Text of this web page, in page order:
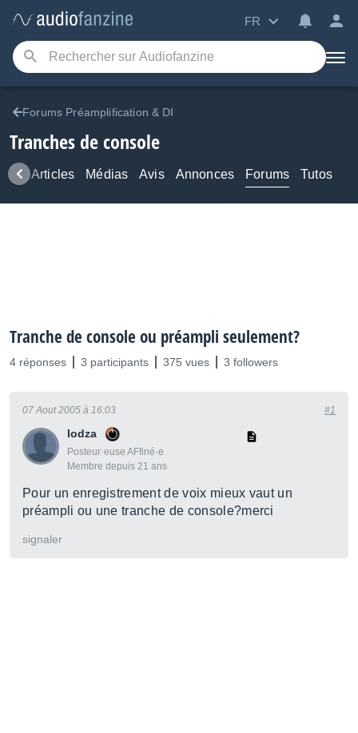
FR
Forums Préamplification & DI
Tranches de console
Articles Médias Avis Annonces Forums Tutos
Tranche de console ou préampli seulement?
4 réponses 3 participants 375 vues 3 followers
lodza
Posteur·euse AFfiné·e
Membre depuis 21 ans
07 Aout 2005 à 16:03 #1
Pour un enregistrement de voix mieux vaut un
préampli ou une tranche de console?merci
signaler